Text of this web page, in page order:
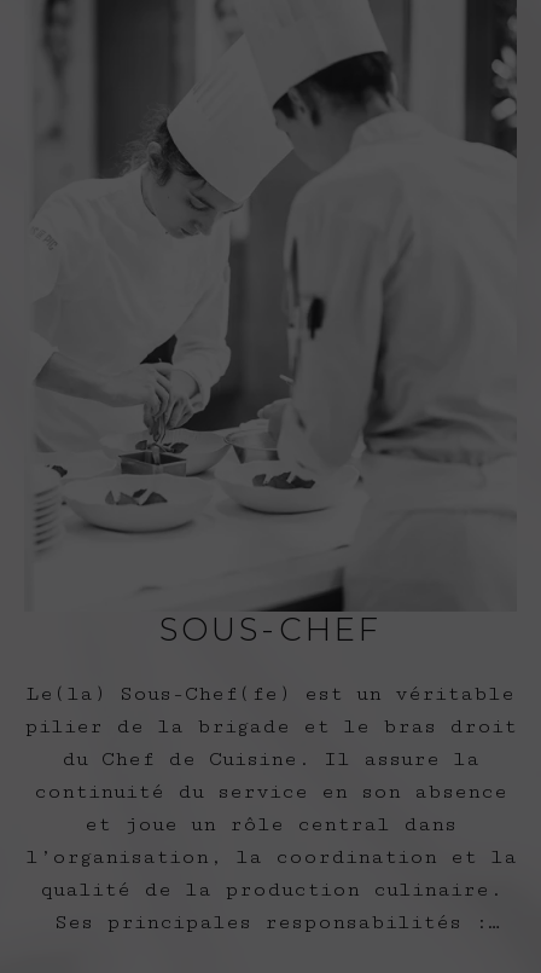
SOUS-CHEF
Le(la) Sous-Chef(fe) est un véritable
pilier de la brigade et le bras droit
du Chef de Cuisine. Il assure la
continuité du service en son absence
et joue un rôle central dans
l’organisation, la coordination et la
qualité de la production culinaire.
Ses principales responsabilités :